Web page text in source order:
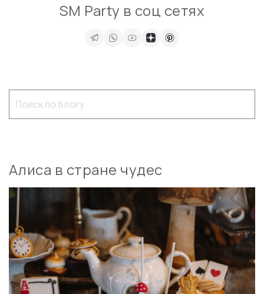
Алиса в стране чудес
SM Party в соц сетях